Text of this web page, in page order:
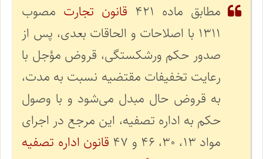
مطابق ماده ۴۲۱ قانون تجارت مصوب
۱۳۱۱ با اصلاحات و الحاقات بعدی، پس از
صدور حکم ورشکستگی، قروض مؤجل با
رعایت تخفیفات مقتضیه نسبت به مدت،
به قروض حال مبدل می‌شود و با وصول
حکم به اداره تصفیه، این مرجع در اجرای
مواد ۱۳، ۳۰، ۴۶ و ۴۷
قانون اداره تصفیه